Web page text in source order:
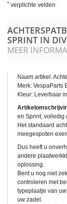
* verplichte velden
SPRINT IN
MEER
Naam artikel:
Merk: VespaParts
Kleur: Leverbaar
en Sprint, volledig
Het standaard
meegespoten
Dus heeft u
andere
oplossing.
Bent u nog niet
controleren met
typeplaatje van
uw zadel.